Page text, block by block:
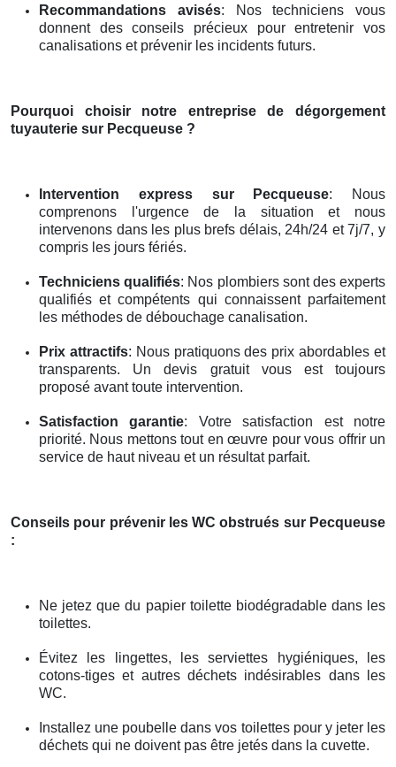
Recommandations avisés: Nos techniciens vous
donnent des conseils précieux pour entretenir vos
canalisations et prévenir les incidents futurs.
Pourquoi choisir notre entreprise de dégorgement
tuyauterie sur Pecqueuse ?
Intervention express sur Pecqueuse: Nous
comprenons l'urgence de la situation et nous
intervenons dans les plus brefs délais, 24h/24 et 7j/7, y
compris les jours fériés.
Techniciens qualifiés: Nos plombiers sont des experts
qualifiés et compétents qui connaissent parfaitement
les méthodes de débouchage canalisation.
Prix attractifs: Nous pratiquons des prix abordables et
transparents. Un devis gratuit vous est toujours
proposé avant toute intervention.
Satisfaction garantie: Votre satisfaction est notre
priorité. Nous mettons tout en œuvre pour vous offrir un
service de haut niveau et un résultat parfait.
Conseils pour prévenir les WC obstrués sur Pecqueuse
:
Ne jetez que du papier toilette biodégradable dans les
toilettes.
Évitez les lingettes, les serviettes hygiéniques, les
cotons-tiges et autres déchets indésirables dans les
WC.
Installez une poubelle dans vos toilettes pour y jeter les
déchets qui ne doivent pas être jetés dans la cuvette.